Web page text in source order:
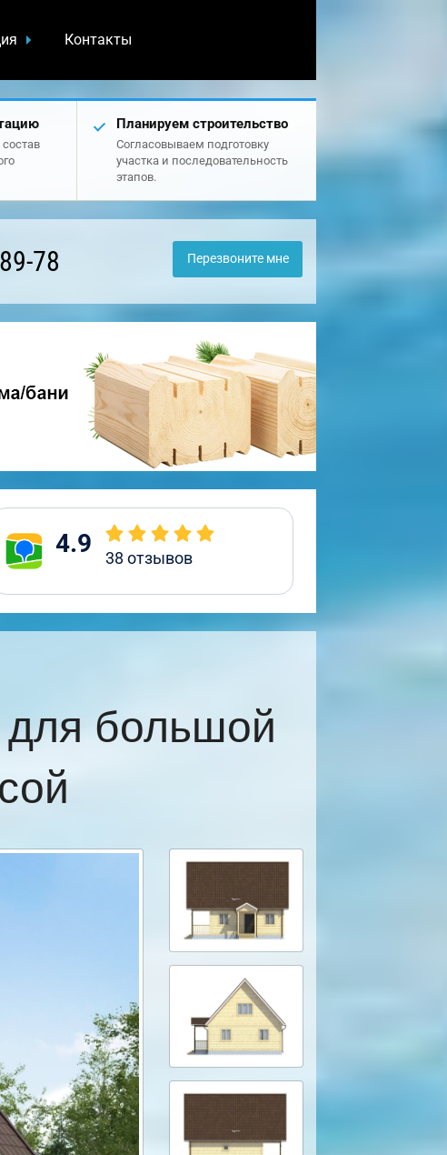
Контакты
Планируем строительство
Согласовываем подготовку
участка и последовательность
этапов.
78 Перезвоните мне
4.9 38 отзывов
большой